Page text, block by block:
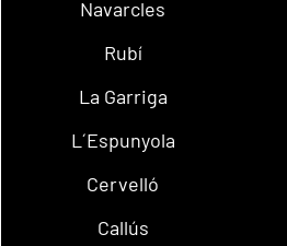
Navarcles
Rubí
La Garriga
L´Espunyola
Cervelló
Callús